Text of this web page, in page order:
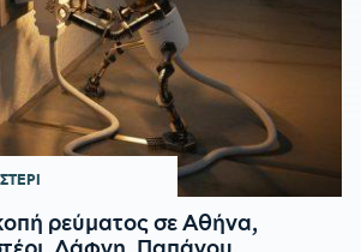
ρεύματος σε Αθήνα,